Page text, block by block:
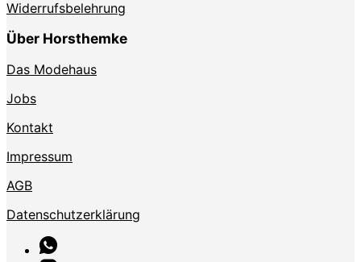
Widerrufsbelehrung
Über Horsthemke
Das Modehaus
Jobs
Kontakt
Impressum
AGB
Datenschutzerklärung